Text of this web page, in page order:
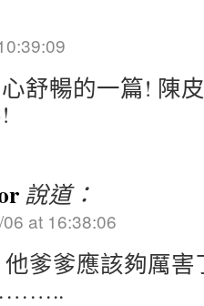
舒暢的一篇! 陳
說道：
at 16:38:06
爹爹應該夠厲